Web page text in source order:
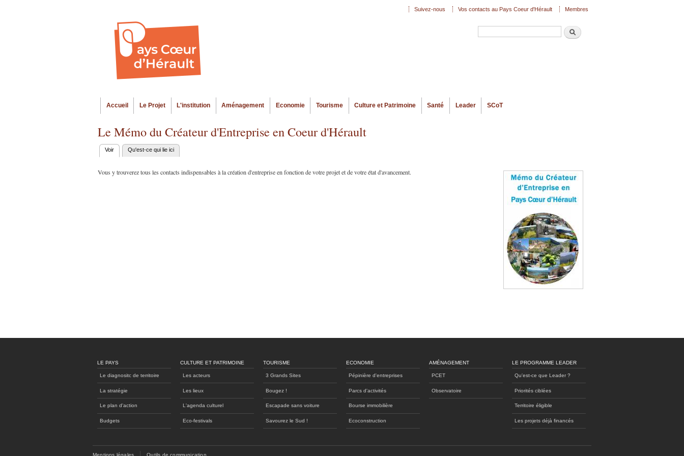
Recherche
Menu principal
Accueil Le Projet L'institution Aménagement Economie Tourisme Culture et Patrimoine Santé Leader SCoT
Suivez-nous Vos contacts au Pays Coeur d'Hérault Membres
Le Mémo du Créateur d'Entreprise en Coeur d'Hérault
Onglets
principaux
Voir (onglet actif)
Qu'est-ce qui lie ici
Vous y trouverez tous les contacts indispensables à la création d'entreprise en fonction de votre projet et de votre état d'avancement.
LE PAYS
Le diagnositc de territoire
La stratégie
Le plan d'action
Budgets
CULTURE ET PATRIMOINE
Les acteurs
Les lieux
L'agenda culturel
Eco-festivals
TOURISME
3 Grands Sites
Bougez !
Escapade sans voiture
Savourez le Sud !
ECONOMIE
Pépinière d'entreprises
Parcs d'activités
Bourse immobilière
Ecoconstruction
AMÉNAGEMENT
PCET
Observatoire
LE PROGRAMME LEADER
Qu'est-ce que Leader ?
Priorités ciblées
Territoire éligible
Les projets déjà financés